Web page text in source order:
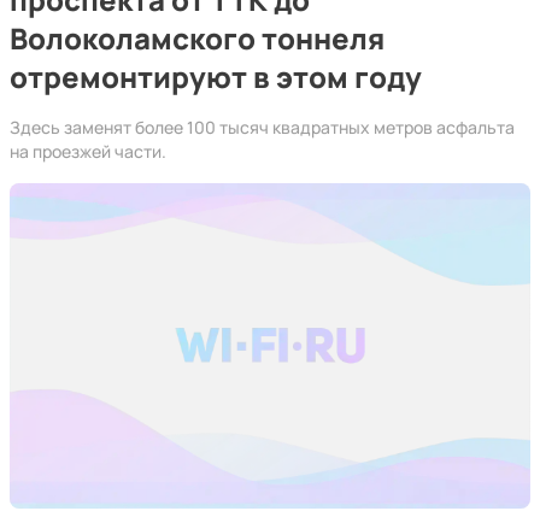
Волоколамского тоннеля
отремонтируют в этом году
Здесь заменят более 100 тысяч квадратных метров асфальта
на проезжей части.